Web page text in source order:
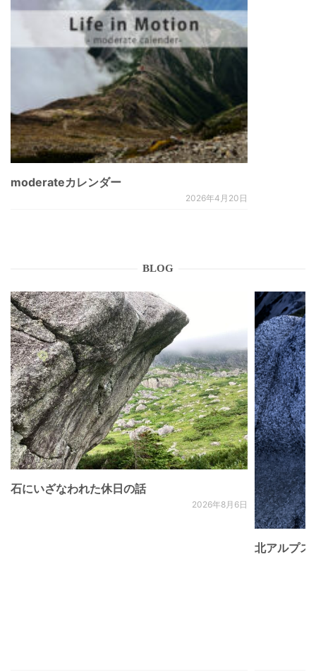
moderateカレンダー
2026年4月20日
BLOG
石にいざなわれた休日の話
2026年8月6日
北アルプ